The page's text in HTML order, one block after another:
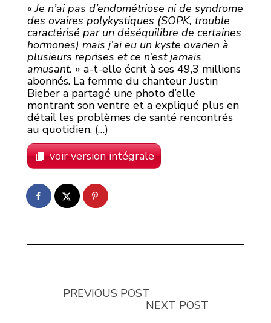
« Je n’ai pas d’endométriose ni de syndrome
des ovaires polykystiques (SOPK, trouble
caractérisé par un déséquilibre de certaines
hormones) mais j’ai eu un kyste ovarien à
plusieurs reprises et ce n’est jamais
amusant. » a-t-elle écrit à ses 49,3 millions
abonnés. La femme du chanteur Justin
Bieber a partagé une photo d’elle
montrant son ventre et a expliqué plus en
détail les problèmes de santé rencontrés
au quotidien. (…)
voir version intégrale
PREVIOUS POST
NEXT POST